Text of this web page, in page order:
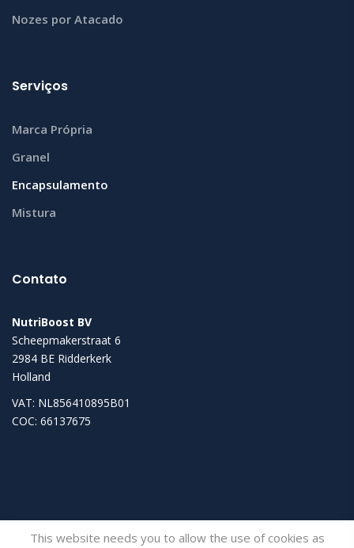
Nozes por Atacado
Serviços
Marca Própria
Granel
Encapsulamento
Mistura
Contato
NutriBoost BV
Scheepmakerstraat 6
2984 BE Ridderkerk
Holland
VAT: NL856410895B01
COC: 66137675
This website needs you to allow the use of cookies as